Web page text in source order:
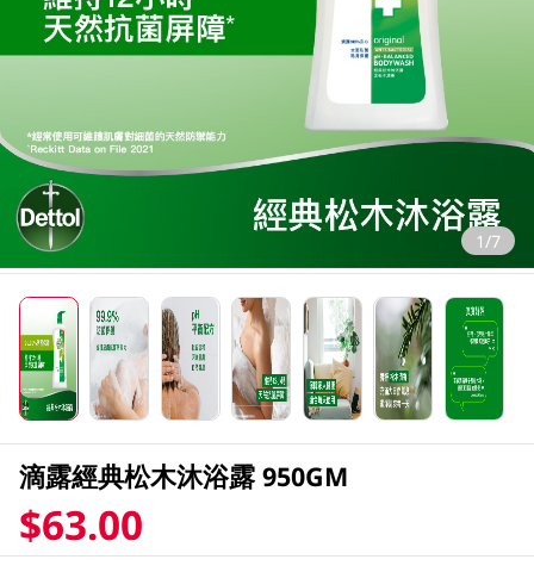
1/7
滴露經典松木沐浴露 950GM
$63.00